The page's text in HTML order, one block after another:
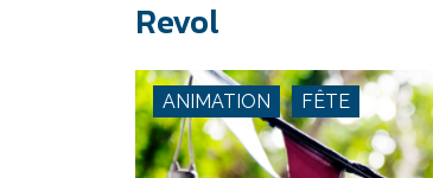
Revol
ANIMATION FÊTE